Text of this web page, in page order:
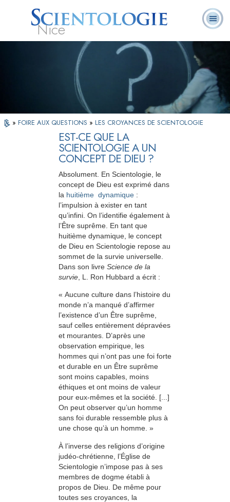
Nice
Qu’est-ce que la
Scientologie ?
Ministres
volontaires
Foire aux
questions
» FOIRE AUX QUESTIONS » LES CROYANCES DE SCIENTOLOGIE
EST-CE QUE LA
SCIENTOLOGIE A UN
CONCEPT DE DIEU ?
Absolument. En Scientologie, le
concept de Dieu est exprimé dans
la huitième dynamique :
l’impulsion à exister en tant
qu’infini. On l’identifie également à
l’Être suprême. En tant que
huitième dynamique, le concept
de Dieu en Scientologie repose au
sommet de la survie universelle.
Dans son livre Science de la
survie , L. Ron Hubbard a écrit :
« Aucune culture dans l’histoire du
monde n’a manqué d’affirmer
l’existence d’un Être suprême,
sauf celles entièrement dépravées
et mourantes. D’après une
observation empirique, les
hommes qui n’ont pas une foi forte
et durable en un Être suprême
sont moins capables, moins
éthiques et ont moins de valeur
pour eux-mêmes et la société. [...]
On peut observer qu’un homme
sans foi durable ressemble plus à
une chose qu’à un homme. »
À l’inverse des religions d’origine
judéo-chrétienne, l’Église de
Scientologie n’impose pas à ses
membres de dogme établi à
propos de Dieu. De même pour
toutes ses croyances, la